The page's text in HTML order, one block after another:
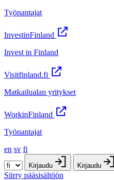
Työnantajat
InvestinFinland
Invest in Finland
Visitfinland.fi
Matkailualan yritykset
WorkinFinland
Työnantajat
en sv fi
Kirjaudu Kirjaudu
Siirry pääsisältöön